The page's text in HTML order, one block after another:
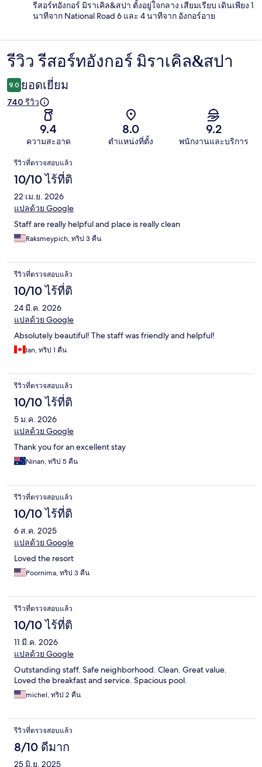
รีสอร์ทอังกอร์ มิราเคิล&สปา ตั้งอยู่ใจกลาง เสียมเรียบ เดินเพียง 1
นาทีจาก National Road 6 และ 4 นาทีจาก อังกอร์อาย
รีวิว
รีวิว รีสอร์ทอังกอร์ มิราเคิล&สปา
9.0 ยอดเยี่ยม
740 รีวิว
9.4
ความสะอาด
8.0
ตำแหน่งที่ตั้ง
9.2
พนักงานและบริการ
รีวิว
รีวิวที่ตรวจสอบแล้ว
10/10 ไร้ที่ติ
22 เม.ย. 2026
แปลด้วย Google
Staff are really helpful and place is really clean
Raksmeypich, ทริป 3 คืน
รีวิวที่ตรวจสอบแล้ว
10/10 ไร้ที่ติ
24 มี.ค. 2026
แปลด้วย Google
Absolutely beautiful! The staff was friendly and helpful!
Ian, ทริป 1 คืน
รีวิวที่ตรวจสอบแล้ว
10/10 ไร้ที่ติ
5 ม.ค. 2026
แปลด้วย Google
Thank you for an excellent stay
Ninan, ทริป 5 คืน
รีวิวที่ตรวจสอบแล้ว
10/10 ไร้ที่ติ
6 ส.ค. 2025
แปลด้วย Google
Loved the resort
Poornima, ทริป 3 คืน
รีวิวที่ตรวจสอบแล้ว
10/10 ไร้ที่ติ
11 มี.ค. 2026
แปลด้วย Google
Outstanding staff. Safe neighborhood. Clean. Great value.
Loved the breakfast and service. Spacious pool.
michel, ทริป 2 คืน
รีวิวที่ตรวจสอบแล้ว
8/10 ดีมาก
25 มิ.ย. 2025